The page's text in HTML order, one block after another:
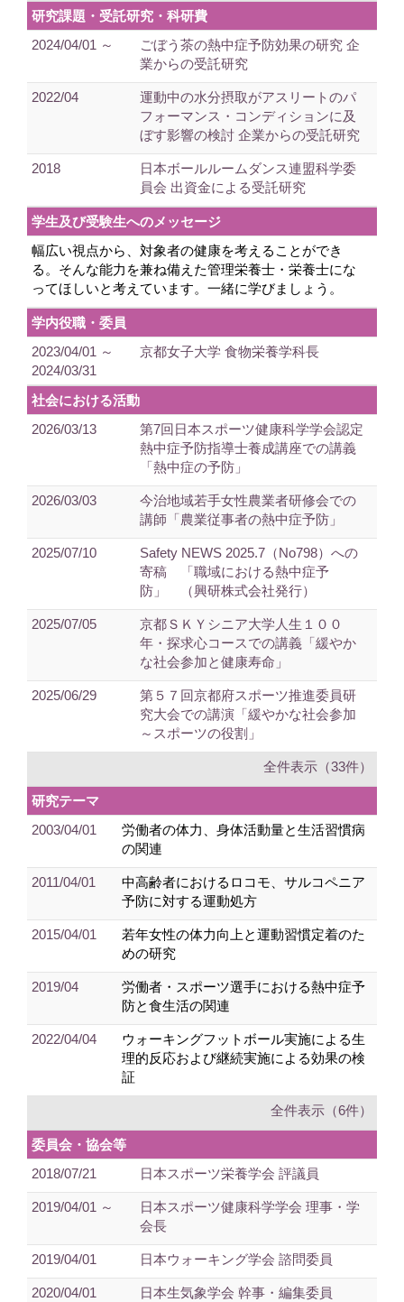
研究課題・受託研究・科研費
2024/04/01 ～
ごぼう茶の熱中症予防効果の研究 企
業からの受託研究
2022/04
運動中の水分摂取がアスリートのパ
フォーマンス・コンディションに及
ぼす影響の検討 企業からの受託研究
2018
日本ボールルームダンス連盟科学委
員会 出資金による受託研究
学生及び受験生へのメッセージ
幅広い視点から、対象者の健康を考えることができ
る。そんな能力を兼ね備えた管理栄養士・栄養士にな
ってほしいと考えています。一緒に学びましょう。
学内役職・委員
2023/04/01 ～
2024/03/31
京都女子大学 食物栄養学科長
社会における活動
2026/03/13
第7回日本スポーツ健康科学学会認定
熱中症予防指導士養成講座での講義
「熱中症の予防」
2026/03/03
今治地域若手女性農業者研修会での
講師「農業従事者の熱中症予防」
2025/07/10
Safety NEWS 2025.7（No798）への
寄稿 「職域における熱中症予
防」 （興研株式会社発行）
2025/07/05
京都ＳＫＹシニア大学人生１００
年・探求心コースでの講義「緩やか
な社会参加と健康寿命」
2025/06/29
第５７回京都府スポーツ推進委員研
究大会での講演「緩やかな社会参加
～スポーツの役割」
全件表示（33件）
研究テーマ
2003/04/01
労働者の体力、身体活動量と生活習慣病
の関連
2011/04/01
中高齢者におけるロコモ、サルコペニア
予防に対する運動処方
2015/04/01
若年女性の体力向上と運動習慣定着のた
めの研究
2019/04
労働者・スポーツ選手における熱中症予
防と食生活の関連
2022/04/04
ウォーキングフットボール実施による生
理的反応および継続実施による効果の検
証
全件表示（6件）
委員会・協会等
2018/07/21
日本スポーツ栄養学会 評議員
2019/04/01 ～
日本スポーツ健康科学学会 理事・学
会長
2019/04/01 日本ウォーキング学会 諮問委員
2020/04/01 日本生気象学会 幹事・編集委員